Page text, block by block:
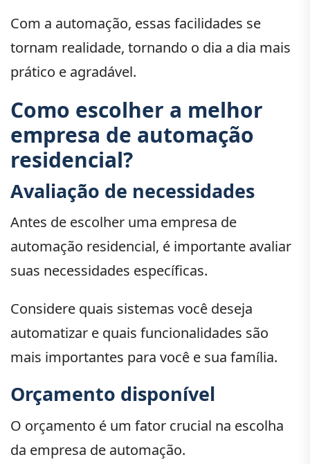
Com a automação, essas facilidades se
tornam realidade, tornando o dia a dia mais
prático e agradável.
Como escolher a melhor
empresa de automação
residencial?
Avaliação de necessidades
Antes de escolher uma empresa de
automação residencial, é importante avaliar
suas necessidades específicas.
Considere quais sistemas você deseja
automatizar e quais funcionalidades são
mais importantes para você e sua família.
Orçamento disponível
O orçamento é um fator crucial na escolha
da empresa de automação.